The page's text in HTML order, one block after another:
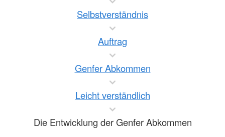
Selbstverständnis
Auftrag
Genfer Abkommen
Leicht verständlich
Die Entwicklung der Genfer Abkommen